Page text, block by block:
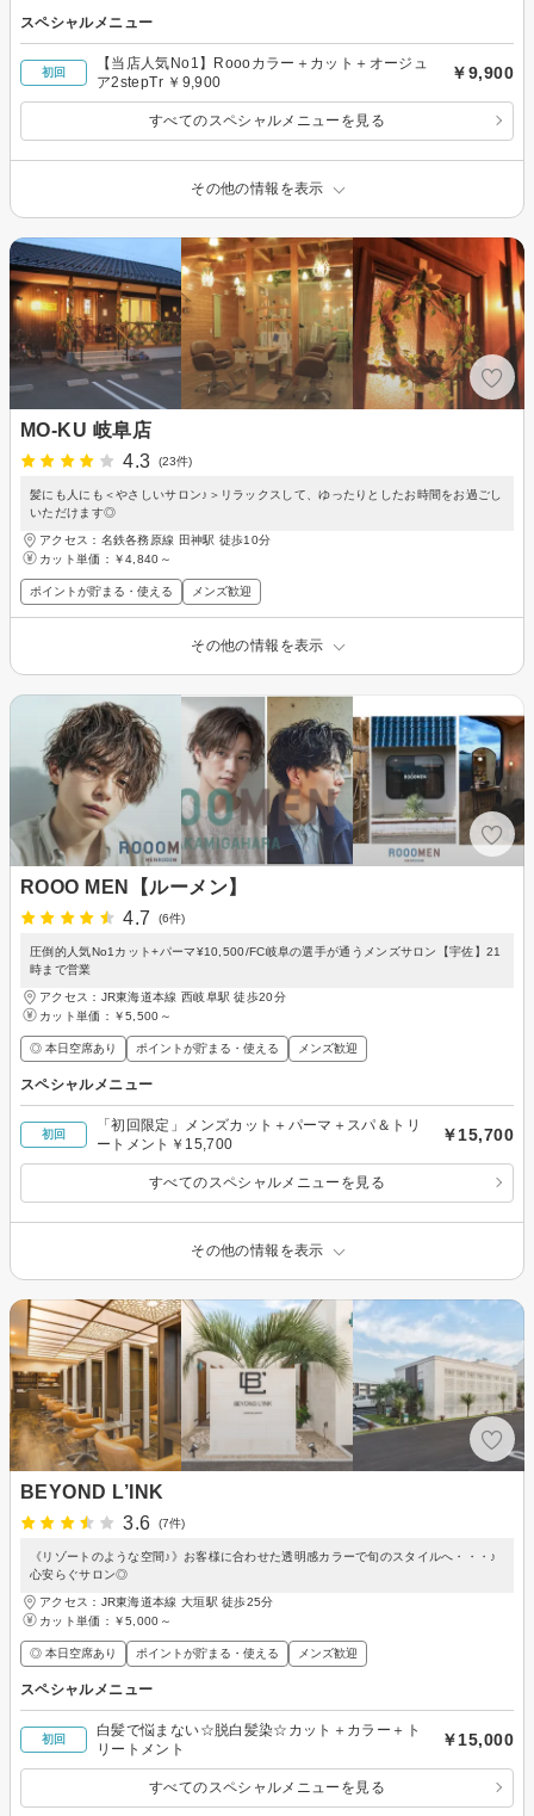
スペシャルメニュー
初回
【当店人気No1】Roooカラー＋カット＋オージュ
ア2stepTr ￥9,900
￥9,900
すべてのスペシャルメニューを見る
その他の情報を表示
MO-KU 岐阜店
4.3
(23件)
髪にも人にも＜やさしいサロン♪＞リラックスして、ゆったりとしたお時間をお過ごし
いただけます◎
アクセス：名鉄各務原線 田神駅 徒歩10分
カット単価： ￥4,840～
ポイントが貯まる・使える メンズ歓迎
その他の情報を表示
ROOO MEN【ルーメン】
4.7
(6件)
圧倒的人気No1カット+パーマ¥10,500/FC岐阜の選手が通うメンズサロン【宇佐】21
時まで営業
アクセス：JR東海道本線 西岐阜駅 徒歩20分
カット単価： ￥5,500～
◎ 本日空席あり ポイントが貯まる・使える メンズ歓迎
スペシャルメニュー
初回
「初回限定」メンズカット＋パーマ＋スパ＆トリ
ートメント￥15,700
￥15,700
すべてのスペシャルメニューを見る
その他の情報を表示
BEYOND L’INK
3.6
(7件)
《リゾートのような空間♪》お客様に合わせた透明感カラーで旬のスタイルへ・・・♪
心安らぐサロン◎
アクセス：JR東海道本線 大垣駅 徒歩25分
カット単価： ￥5,000～
◎ 本日空席あり ポイントが貯まる・使える メンズ歓迎
スペシャルメニュー
初回
白髪で悩まない☆脱白髪染☆カット＋カラー＋ト
リートメント
￥15,000
すべてのスペシャルメニューを見る